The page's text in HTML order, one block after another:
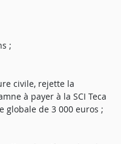
;
civile, rejette la
à payer à la SCI Teca
globale de 3 000 euros ;